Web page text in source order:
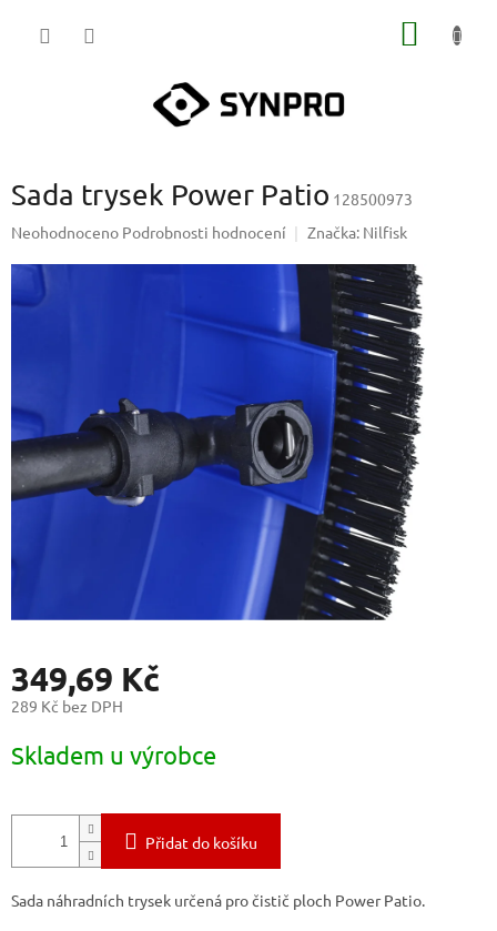
Sada trysek Power Patio 128500973
Průměrné
produktu
Neohodnoceno Podrobnosti hodnocení Značka: Nilfisk
349,69 Kč
289 Kč bez DPH
cena:
Skladem u výrobce
Přidat do košíku
Sada náhradních trysek určená pro čistič ploch Power Patio.